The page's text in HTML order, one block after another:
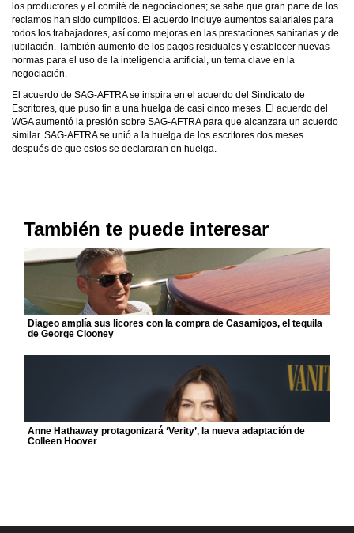
los productores y el comité de negociaciones; se sabe que gran parte de los
reclamos han sido cumplidos. El acuerdo incluye aumentos salariales para
todos los trabajadores, así como mejoras en las prestaciones sanitarias y de
jubilación. También aumento de los pagos residuales y establecer nuevas
normas para el uso de la inteligencia artificial, un tema clave en la
negociación.
El acuerdo de SAG-AFTRA se inspira en el acuerdo del Sindicato de
Escritores, que puso fin a una huelga de casi cinco meses. El acuerdo del
WGA aumentó la presión sobre SAG-AFTRA para que alcanzara un acuerdo
similar. SAG-AFTRA se unió a la huelga de los escritores dos meses
después de que estos se declararan en huelga.
También te puede interesar
Diageo amplía sus licores con la compra de Casamigos, el tequila
de George Clooney
Anne Hathaway protagonizará ‘Verity’, la nueva adaptación de
Colleen Hoover